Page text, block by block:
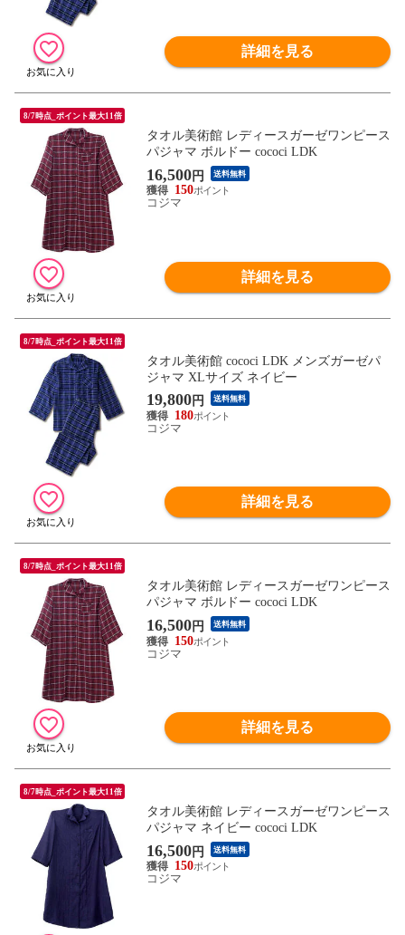
詳細を見る
8/7時点_ポイント最大11倍
タオル美術館 レディースガーゼワンピース
パジャマ ボルドー cococi LDK
16,500円 送料無料
150
コジマ
詳細を見る
8/7時点_ポイント最大11倍
タオル美術館 cococi LDK メンズガーゼパ
ジャマ XLサイズ ネイビー
19,800円 送料無料
180
コジマ
詳細を見る
8/7時点_ポイント最大11倍
タオル美術館 レディースガーゼワンピース
パジャマ ボルドー cococi LDK
16,500円 送料無料
150
コジマ
詳細を見る
8/7時点_ポイント最大11倍
タオル美術館 レディースガーゼワンピース
パジャマ ネイビー cococi LDK
16,500円 送料無料
150
コジマ